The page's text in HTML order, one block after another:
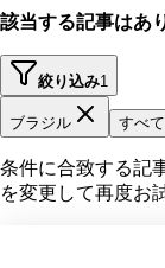
該当する記事はあ
絞り込み1
ブラジル すべ
条件に合致する記
を変更して再度お